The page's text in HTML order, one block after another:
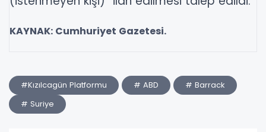
KAYNAK: Cumhuriyet Gazetesi.
#Kızılcagün Platformu # ABD
# Barrack
# Suriye